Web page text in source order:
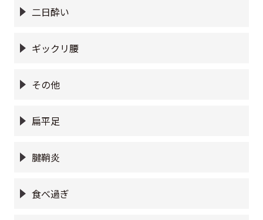
二日酔い
ギックリ腰
その他
扁平足
腱鞘炎
食べ過ぎ